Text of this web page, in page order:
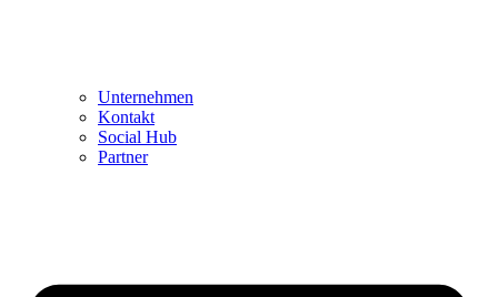
Unternehmen
Kontakt
Social Hub
Partner